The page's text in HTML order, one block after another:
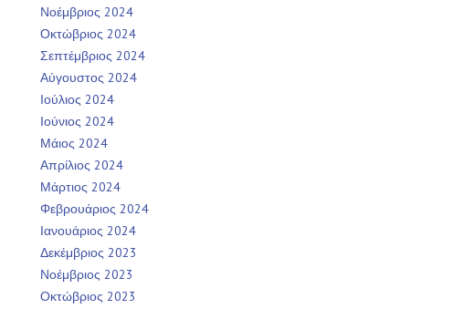
Νοέμβριος 2024
Οκτώβριος 2024
Σεπτέμβριος 2024
Αύγουστος 2024
Ιούλιος 2024
Ιούνιος 2024
Μάιος 2024
Απρίλιος 2024
Μάρτιος 2024
Φεβρουάριος 2024
Ιανουάριος 2024
Δεκέμβριος 2023
Νοέμβριος 2023
Οκτώβριος 2023